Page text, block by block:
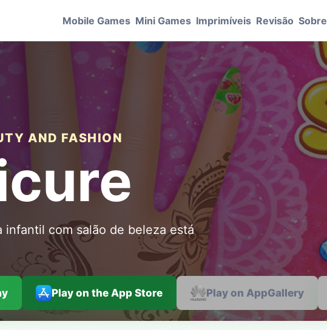
Mobile Games Mini Games Imprimíveis Revisão
AND FASHION
infantil com salão de beleza está
Play on the App Store Play on AppGallery